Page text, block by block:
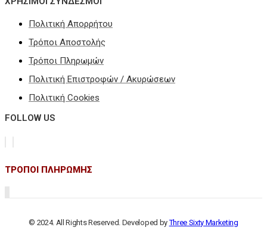
Πολιτική Απορρήτου
Τρόποι Αποστολής
Τρόποι Πληρωμών
Πολιτική Επιστροφών / Ακυρώσεων
Πολιτική Cookies
FOLLOW US
ΤΡΟΠΟΙ ΠΛΗΡΩΜΗΣ
© 2024. All Rights Reserved. Developed byThree Sixty Marketing